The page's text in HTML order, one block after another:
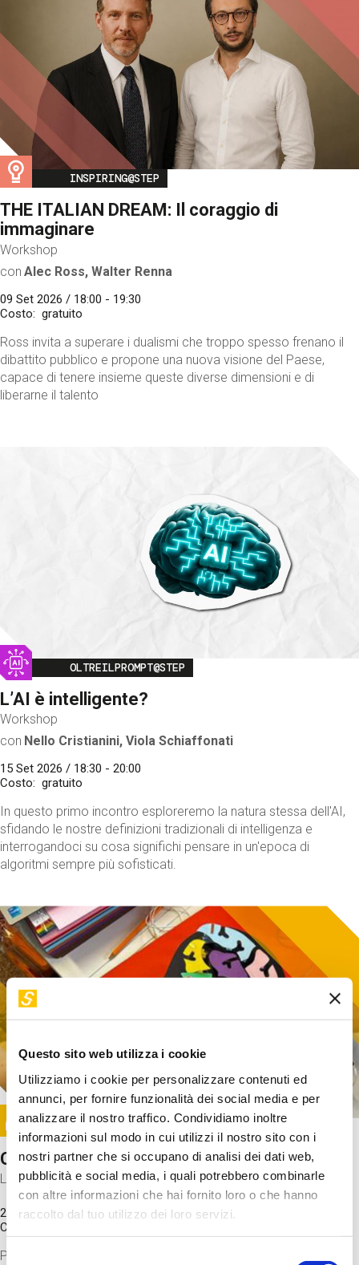
Questo sito web utilizza i cookie
Utilizziamo i cookie per personalizzare contenuti ed
annunci, per fornire funzionalità dei social media e per
analizzare il nostro traffico. Condividiamo inoltre
informazioni sul modo in cui utilizzi il nostro sito con i
nostri partner che si occupano di analisi dei dati web,
pubblicità e social media, i quali potrebbero combinarle
con altre informazioni che hai fornito loro o che hanno
raccolto dal tuo utilizzo dei loro servizi.
Selezione
Image
INSPIRING@STEP
THE ITALIAN DREAM: Il coraggio di
immaginare
Workshop
con Alec Ross, Walter Renna
09 Set 2026 / 18:00 - 19:30
Costo
gratuito
Ross invita a superare i dualismi che troppo spesso frenano il
dibattito pubblico e propone una nuova visione del Paese,
capace di tenere insieme queste diverse dimensioni e di
liberarne il talento
Image
OLTREILPROMPT@STEP
L’AI è intelligente?
Workshop
con Nello Cristianini, Viola Schiaffonati
15 Set 2026 / 18:30 - 20:00
Costo
gratuito
In questo primo incontro esploreremo la natura stessa dell'AI,
sfidando le nostre definizioni tradizionali di intelligenza e
interrogandoci su cosa significhi pensare in un'epoca di
algoritmi sempre più sofisticati.
Image
SUNDAY@STEP
Come funziona il cervello?
Laboratorio
20 Set 2026 / 11:15 - 13:00
Costo
Proveremo a costruire un cervello in cartoncino cercando di